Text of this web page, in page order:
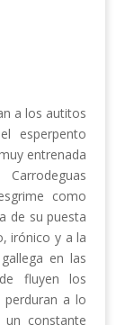
a los autitos
esperpento
entrenada
como
de su puesta
irónico y a la
en las
fluyen los
a lo
constante